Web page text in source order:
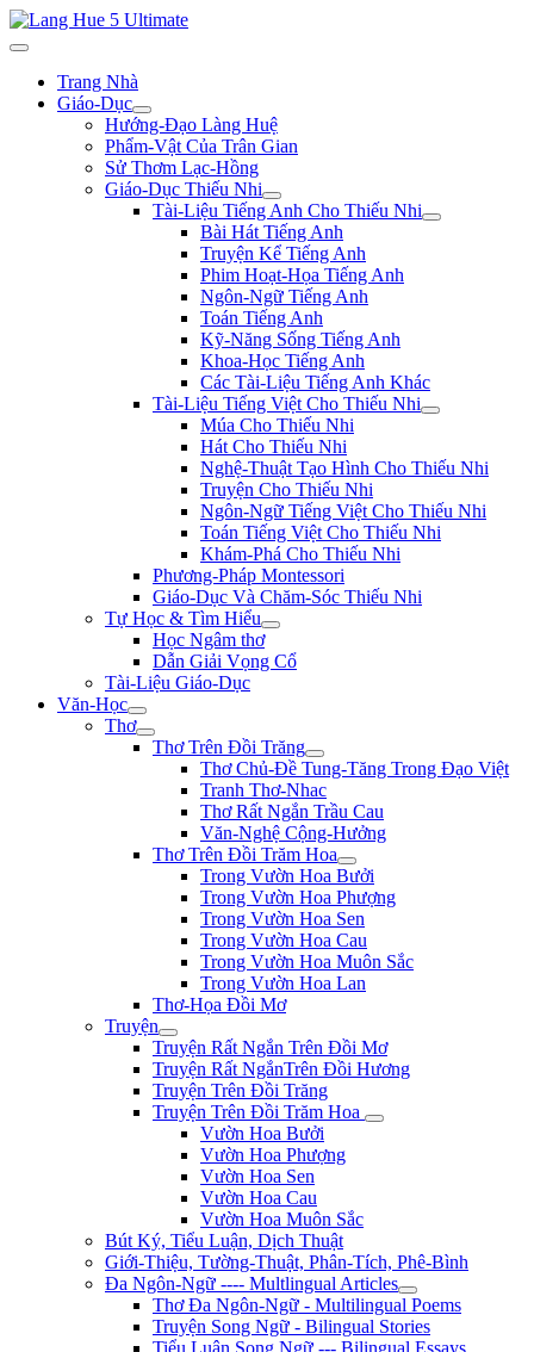
Trang Nhà
Giáo-Dục
Hướng-Đạo Làng Huệ
Phẩm-Vật Của Trân Gian
Sử Thơm Lạc-Hồng
Giáo-Dục Thiếu Nhi
Tài-Liệu Tiếng Anh Cho Thiếu Nhi
Bài Hát Tiếng Anh
Truyện Kể Tiếng Anh
Phim Hoạt-Họa Tiếng Anh
Ngôn-Ngữ Tiếng Anh
Toán Tiếng Anh
Kỹ-Năng Sống Tiếng Anh
Khoa-Học Tiếng Anh
Các Tài-Liệu Tiếng Anh Khác
Tài-Liệu Tiếng Việt Cho Thiếu Nhi
Múa Cho Thiếu Nhi
Hát Cho Thiếu Nhi
Nghệ-Thuật Tạo Hình Cho Thiếu Nhi
Truyện Cho Thiếu Nhi
Ngôn-Ngữ Tiếng Việt Cho Thiếu Nhi
Toán Tiếng Việt Cho Thiếu Nhi
Khám-Phá Cho Thiếu Nhi
Phương-Pháp Montessori
Giáo-Dục Và Chăm-Sóc Thiếu Nhi
Tự Học & Tìm Hiểu
Học Ngâm thơ
Dẫn Giải Vọng Cổ
Tài-Liệu Giáo-Dục
Văn-Học
Thơ
Thơ Trên Đồi Trăng
Thơ Chủ-Đề Tung-Tăng Trong Đạo Việt
Tranh Thơ-Nhac
Thơ Rất Ngắn Trầu Cau
Văn-Nghệ Cộng-Hưởng
Thơ Trên Đồi Trăm Hoa
Trong Vườn Hoa Bưởi
Trong Vườn Hoa Phượng
Trong Vườn Hoa Sen
Trong Vườn Hoa Cau
Trong Vườn Hoa Muôn Sắc
Trong Vườn Hoa Lan
Thơ-Họa Đồi Mơ
Truyện
Truyện Rất Ngắn Trên Đồi Mơ
Truyện Rất NgắnTrên Đồi Hương
Truyện Trên Đồi Trăng
Truyện Trên Đồi Trăm Hoa
Vườn Hoa Bưởi
Vườn Hoa Phượng
Vườn Hoa Sen
Vườn Hoa Cau
Vườn Hoa Muôn Sắc
Bút Ký, Tiểu Luận, Dịch Thuật
Giới-Thiệu, Tường-Thuật, Phân-Tích, Phê-Bình
Đa Ngôn-Ngữ ---- Multlingual Articles
Thơ Đa Ngôn-Ngữ - Multilingual Poems
Truyện Song Ngữ - Bilingual Stories
Tiểu Luận Song Ngữ --- Bilingual Essays